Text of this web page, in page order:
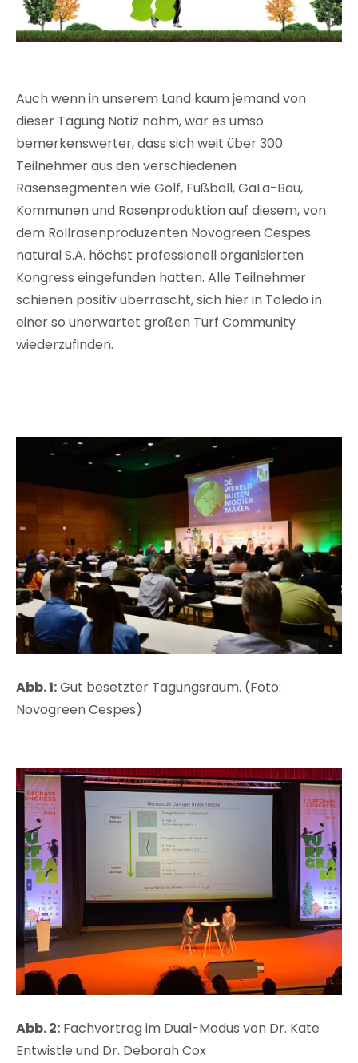
Auch wenn in unserem Land kaum jemand von
dieser Tagung Notiz nahm, war es umso
bemerkenswerter, dass sich weit über 300
Teilnehmer aus den verschiedenen
Rasensegmenten wie Golf, Fußball, GaLa-Bau,
Kommunen und Rasenproduktion auf diesem, von
dem Rollrasenproduzenten Novogreen Cespes
natural S.A. höchst professionell organisierten
Kongress eingefunden hatten. Alle Teilnehmer
schienen positiv überrascht, sich hier in Toledo in
einer so unerwartet großen Turf Community
wiederzufinden.
Abb. 1:Gut besetzter Tagungsraum. (Foto:
Novogreen Cespes)
Abb. 2: Fachvortrag im Dual-Modus von Dr. Kate
Entwistle und Dr. Deborah Cox